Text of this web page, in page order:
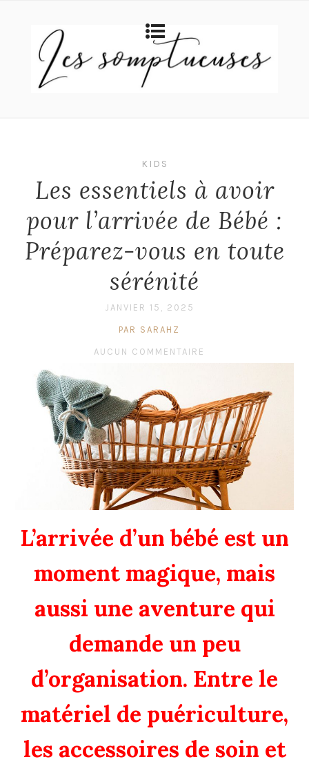
KIDS
Les essentiels à avoir
pour l’arrivée de Bébé :
Préparez-vous en toute
sérénité
JANVIER 15, 2025
PAR SARAHZ
AUCUN COMMENTAIRE
L’arrivée d’un bébé est un
moment magique, mais
aussi une aventure qui
demande un peu
d’organisation. Entre le
matériel de puériculture,
les accessoires de soin et